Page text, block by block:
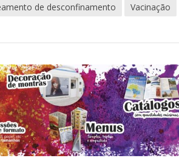
de desconfinamento Vacinação